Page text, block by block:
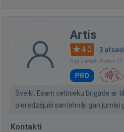
Artis
4.0 · 3
Bija vietnē: Pirms 57
PRO
Sveiki. Esam celtnieku brigāde ar
pieredzējuši santehniķi gan jumiķi
Kontakti